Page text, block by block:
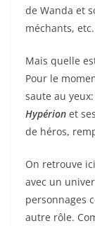
de Wanda et
méchants, etc.
Mais quelle
Pour le
saute au yeux:
Hypérion et
de héros,
On retrouve
avec un
personnages
autre rôle.